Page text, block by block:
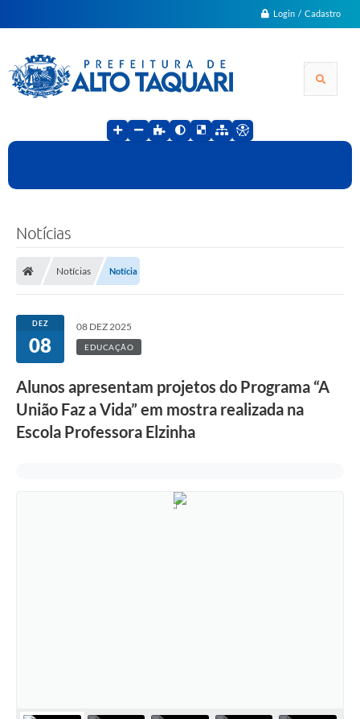
Login / Cadastro
Notícias
Notícias Notícia
DEZ
08
08 DEZ 2025
EDUCAÇÃO
Alunos apresentam projetos do Programa “A
União Faz a Vida” em mostra realizada na
Escola Professora Elzinha